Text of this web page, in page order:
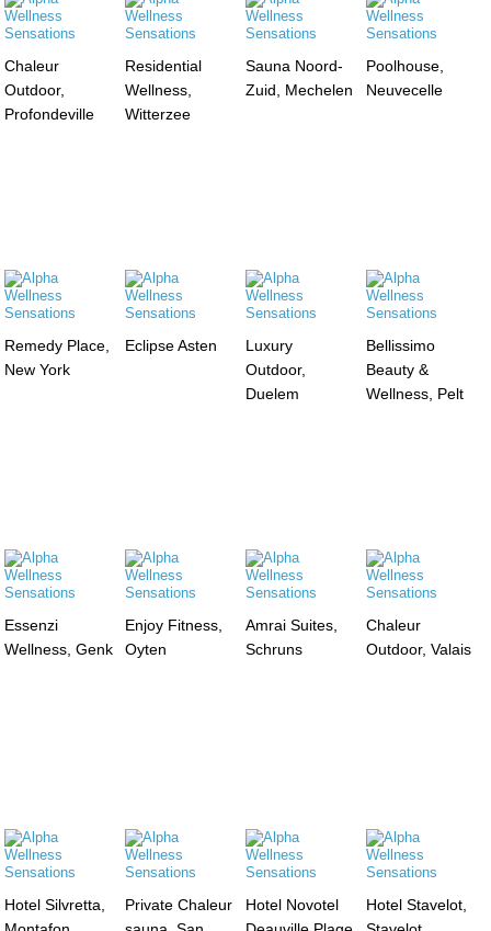
Chaleur
Outdoor,
Profondeville
Residential
Wellness,
Witterzee
Sauna Noord-
Zuid, Mechelen
Poolhouse,
Neuvecelle
Remedy Place,
New York
Eclipse Asten
Luxury
Outdoor,
Duelem
Bellissimo
Beauty &
Wellness, Pelt
Essenzi
Wellness, Genk
Enjoy Fitness,
Oyten
Amrai Suites,
Schruns
Chaleur
Outdoor, Valais
Hotel Silvretta,
Private Chaleur
Hotel Novotel
Hotel Stavelot,